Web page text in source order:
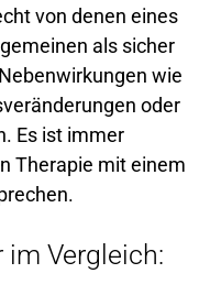
von denen eines
als sicher
wie
oder
Es ist immer
Therapie mit einem
im Vergleich: